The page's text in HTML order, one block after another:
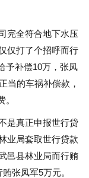
完全符合地下水压
仅打了个招呼而行
予补偿10万，张凤
当的车祸补偿款，
是真正申报世行贷
业局套取世行贷款
邑县林业局而行贿
张凤军5万元。